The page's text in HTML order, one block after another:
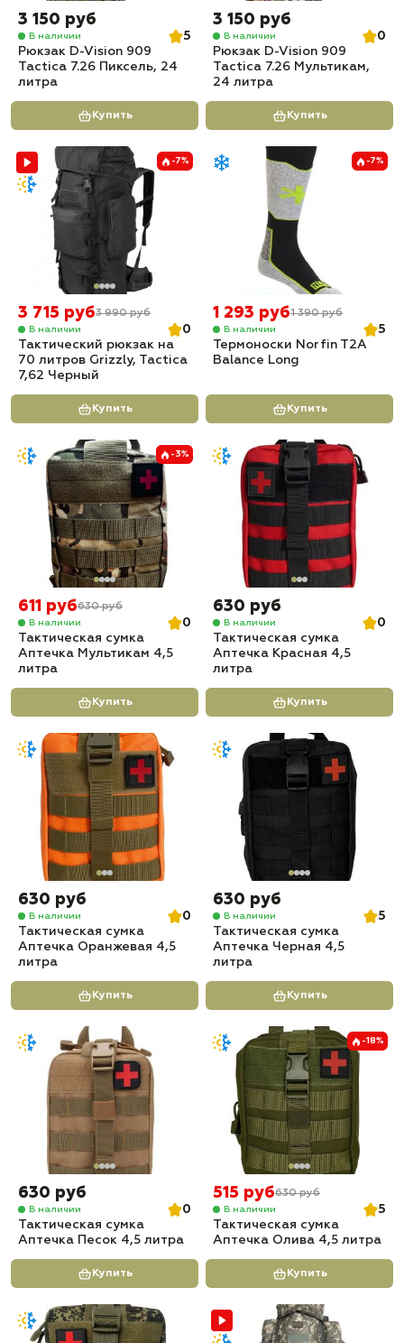
3 150 руб
В наличии
5
Рюкзак D-Vision 909
Tactica 7.26 Пиксель, 24
литра
Купить
3 150 руб
В наличии
0
Рюкзак D-Vision 909
Tactica 7.26 Мультикам,
24 литра
Купить
-7%
3 715 руб3 990 руб
В наличии
0
Тактический рюкзак на
70 литров Grizzly, Tactica
7,62 Черный
Купить
-7%
1 293 руб1 390 руб
В наличии
5
Термоноски Norfin T2A
Balance Long
Купить
-3%
611 руб630 руб
В наличии
0
Тактическая сумка
Аптечка Мультикам 4,5
литра
Купить
630 руб
В наличии
0
Тактическая сумка
Аптечка Красная 4,5
литра
Купить
630 руб
В наличии
0
Тактическая сумка
Аптечка Оранжевая 4,5
литра
Купить
630 руб
В наличии
5
Тактическая сумка
Аптечка Черная 4,5
литра
Купить
630 руб
В наличии
0
Тактическая сумка
Аптечка Песок 4,5 литра
Купить
-18%
515 руб630 руб
В наличии
5
Тактическая сумка
Аптечка Олива 4,5 литра
Купить